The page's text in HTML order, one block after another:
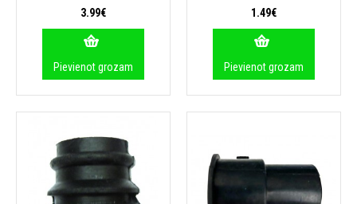
3.99€
Pievienot grozam
1.49€
Pievienot grozam